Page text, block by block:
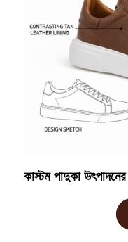
কাস্টম পাদুকা